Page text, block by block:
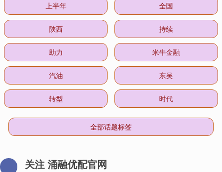
上半年 全国
陕西 持续
助力 米牛金融
汽油 东吴
转型 时代
全部话题标签
关注 涌融优配官网